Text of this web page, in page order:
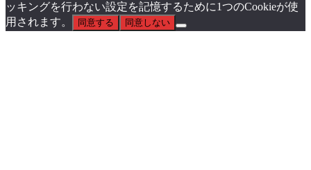
ッキングを行わない設定を記憶するために1つのCookieが使
用されます。
同意する 同意しない